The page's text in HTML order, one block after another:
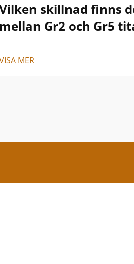
skillnad finns
mellan Gr2 och Gr5
MER